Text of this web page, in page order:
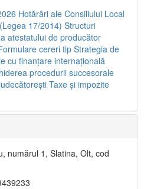
Hotărâri ale Consiliului Local
17/2014) Structuri
atestatului de producător
cereri tipStrategia de
cu finanţare internaţională
procedurii succesorale
Taxe şi impozite
numărul 1, Slatina, Olt, cod